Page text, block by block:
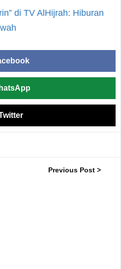
di TV AlHijrah: Hiburan
Previous Post >